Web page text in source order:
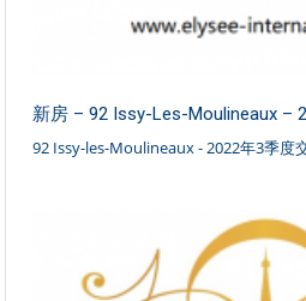
新房 – 92 Issy-Les-Moulineaux –
92 Issy-les-Moulineaux - 2022年3季度